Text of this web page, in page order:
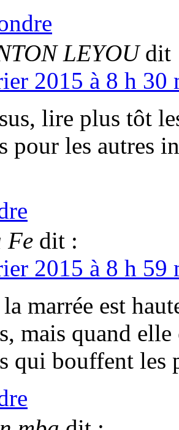
LEYOU dit
2015 à 8 h 30
lire plus tôt
pour les autres
Fe dit :
2015 à 8 h 59
marrée est
mais quand elle
qui bouffent